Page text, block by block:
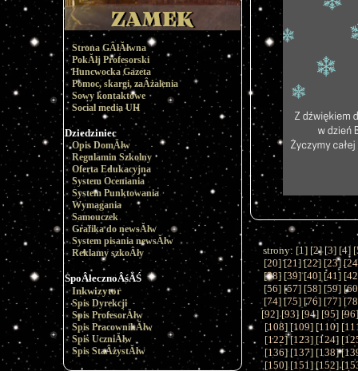
Strona GÂłĂłwna
PokĂłj Profesorski
Huncwocka Gazeta
Pomoc, skargi, zaÂżalenia
Sowy kontaktowe
Social media UH
Dziedziniec
Opis DomĂłw
Regulamin Szkolny
Oferta Edukacyjna
System Oceniania
System Punktowania
Wymagania
Samouczek
Grafika do newsĂłw
System pisania newsĂłw
Reklamy szkoÂły
SpoÂłecznoÂśĂŚ
Inkwizytor
Spis Dyrekcji
Spis ProfesorĂłw
Spis PracownikĂłw
Spis UczniĂłw
Spis StaÂżystĂłw
strony: [1] [2] [3] [4] [
[20] [21] [22] [23] [24
[38] [39] [40] [41] [42
[56] [57] [58] [59] [60
[74] [75] [76] [77] [78
[92] [93] [94] [95] [96
[108] [109] [110] [
[122] [123] [124] [
[136] [137] [138] [
[150] [151] [152] [